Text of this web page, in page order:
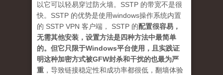
以它可以轻易穿过防火墙。SSTP 的带宽不是很
快。SSTP 的优势是使用windows操作系统内置
的 SSTP VPN 客户端， SSTP 的配置很容易，
无需其他安装，设置方法是四种方法中最简单
的。但它只限于Windows平台使用，且实践证
明这种加密方式被GFW封杀和干扰的也最为严
重 ，导致链接稳定性和成功率都很低，翻墙体验